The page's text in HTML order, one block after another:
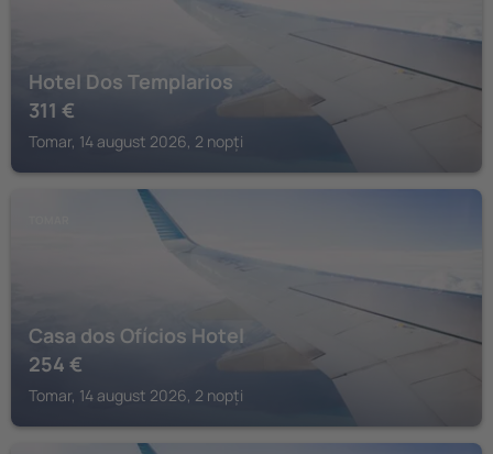
Hotel Dos Templarios
311 €
Tomar, 14 august 2026, 2 nopți
Casa dos Ofícios Hotel
254 €
Tomar, 14 august 2026, 2 nopți